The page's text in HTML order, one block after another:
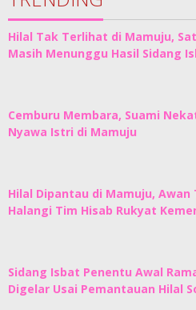
Hilal Tak Terlihat di Mamuju,
Masih Menunggu Hasil Sidang
Cemburu Membara, Suami
Nyawa Istri di Mamuju
Hilal Dipantau di Mamuju, Awan
Halangi Tim Hisab Rukyat
Sidang Isbat Penentu Awal
Digelar Usai Pemantauan Hilal